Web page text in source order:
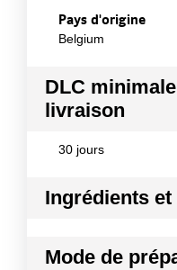
Pays d'origine
Belgium
DLC
livraison
30 jours
Ingrédients
- huile de tournesol
Mode de